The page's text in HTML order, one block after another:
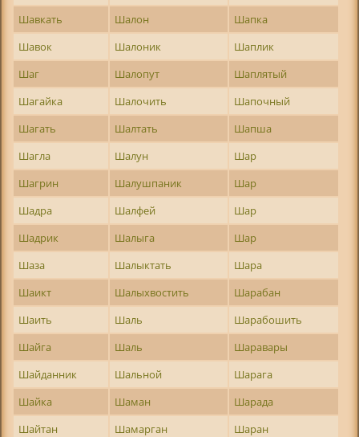
Шавкать
Шалон
Шапка
Шавок
Шалоник
Шаплик
Шаг
Шалопут
Шаплятый
Шагайка
Шалочить
Шапочный
Шагать
Шалтать
Шапша
Шагла
Шалун
Шар
Шагрин
Шалушпаник
Шар
Шадра
Шалфей
Шар
Шадрик
Шалыга
Шар
Шаза
Шалыктать
Шара
Шаикт
Шалыхвостить
Шарабан
Шаить
Шаль
Шарабошить
Шайга
Шаль
Шаравары
Шайданник
Шальной
Шарага
Шайка
Шаман
Шарада
Шайтан
Шамарган
Шаран